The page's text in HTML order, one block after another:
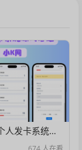
开源简约个人发卡系统源码